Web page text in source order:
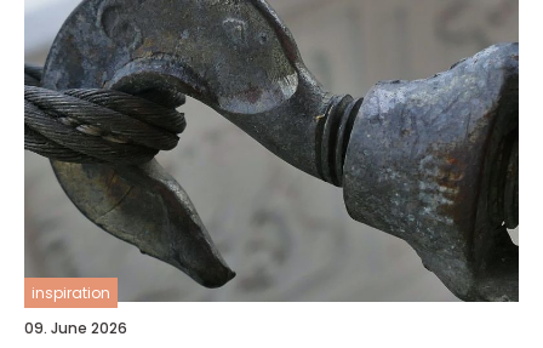
inspiration
09. June 2026